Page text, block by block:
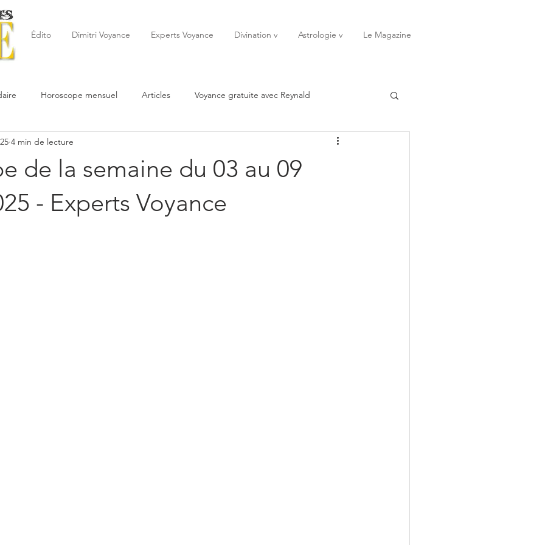
Édito Dimitri Voyance Experts Voyance Divination v Astrologie v Le Magazine
Horoscope mensuel Articles Voyance gratuite avec Reynald
de la semaine
Cartomancie Février
de la semaine du 03 au 09
- Experts Voyance
4 min de lecture